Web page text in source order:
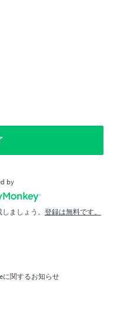
by
ましょう。 登録は無料です。
に関するお知らせ